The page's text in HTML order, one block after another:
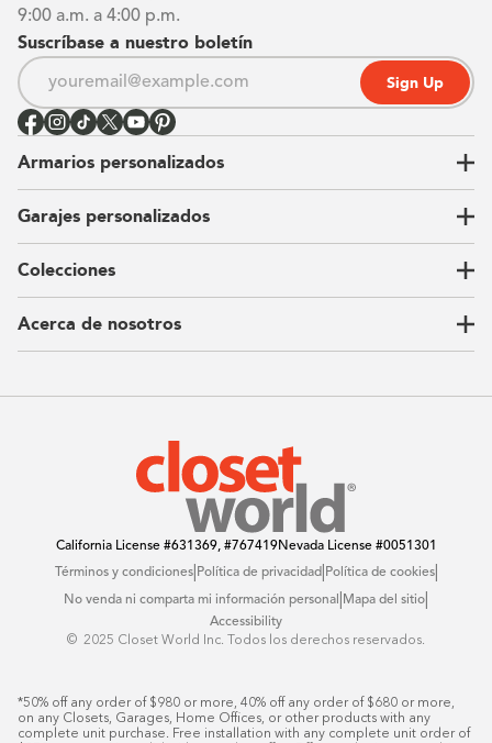
9:00 a.m. a 4:00 p.m.
Suscríbase a nuestro boletín
Sign Up
Armarios personalizados
Vestidores
Armarios de pared
Guardarropas
Armarios para niños
Garajes personalizados
Nuestra historia
Our Process
Carta del CEO
Sostenibilidad
Colecciones
Ubicaciones
Contacto
Acerca de nosotros
California License#631369, #767419Nevada License#0051301
Términos y condiciones| Política de privacidad| Política de cookies|
No venda ni comparta mi información personal Mapa del sitio
Accessibility
© ️ 2025 Closet World Inc. Todos los derechos reservados.
*50% off any order of $980 or more, 40% off any order of $680 or more,
on any Closets, Garages, Home Offices, or other products with any
complete unit purchase. Free installation with any complete unit order of